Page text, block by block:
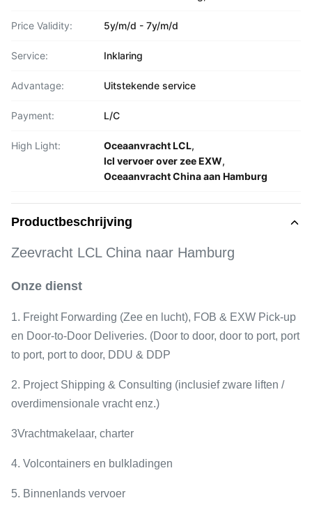
Price Validity: 5y/m/d - 7y/m/d
Service: Inklaring
Advantage: Uitstekende service
Payment: L/C
High Light: Oceaanvracht LCL,
lcl vervoer over zee EXW,
Oceaanvracht China aan Hamburg
Productbeschrijving
Zeevracht LCL China naar Hamburg
Onze dienst
1. Freight Forwarding (Zee en lucht), FOB & EXW Pick-up
en Door-to-Door Deliveries. (Door to door, door to port, port
to port, port to door, DDU & DDP
2. Project Shipping & Consulting (inclusief zware liften /
overdimensionale vracht enz.)
3Vrachtmakelaar, charter
4. Volcontainers en bulkladingen
5. Binnenlands vervoer